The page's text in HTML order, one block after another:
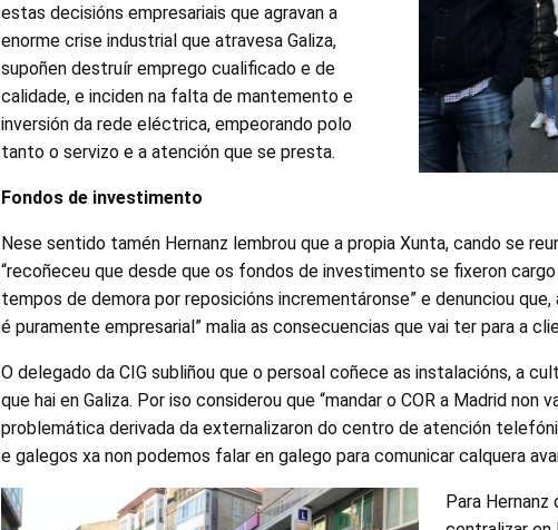
estas decisións empresariais que agravan a
enorme crise industrial que atravesa Galiza,
supoñen destruír emprego cualificado e de
calidade, e inciden na falta de mantemento e
inversión da rede eléctrica, empeorando polo
tanto o servizo e a atención que se presta.
Fondos de investimento
Nese sentido tamén Hernanz lembrou que a propia Xunta, cando se
“recoñeceu que desde que os fondos de investimento se fixeron
tempos de demora por reposicións incrementáronse” e denunciou que,
é puramente empresarial” malia as consecuencias que vai ter para a
O delegado da CIG subliñou que o persoal coñece as instalacións, a
que hai en Galiza. Por iso considerou que “mandar o COR a Madrid non
problemática derivada da externalizaron do centro de atención
e galegos xa non podemos falar en galego para comunicar calquera
Para